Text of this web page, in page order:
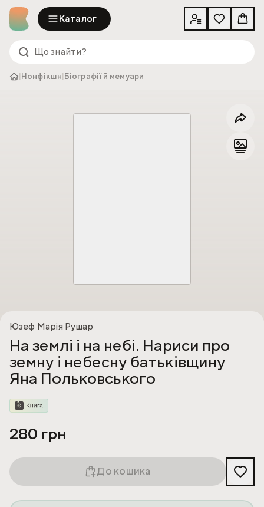
Каталог
Нонфікшн Біографії й мемуари
Юзеф Марія Рушар
На землі і на небі. Нариси про
земну і небесну батьківщину
Яна Польковського
280 грн
До кошика